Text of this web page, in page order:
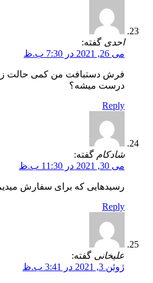
احدی گفته:
می 26, 2021 در 7:30 ب.ظ
فرش دستبافت من کمی حالت
درست میشه؟
Reply
شادکام گفته:
می 30, 2021 در 11:30 ب.ظ
رسیدهایی که برای سفارش
Reply
علیخانی گفته:
ژوئن 3, 2021 در 3:41 ب.ظ